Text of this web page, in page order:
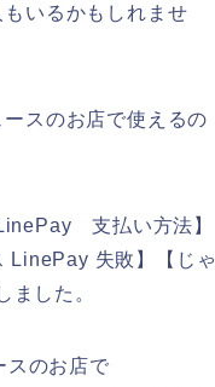
いるかもしれませ
スのお店で使えるの
支払い方法】
LinePay 失敗】【じゃ
した。
スのお店で